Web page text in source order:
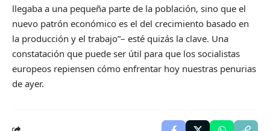
llegaba a una pequeña parte de la población, sino que el
nuevo patrón económico es el del crecimiento basado en
la producción y el trabajo”– esté quizás la clave. Una
constatación que puede ser útil para que los socialistas
europeos repiensen cómo enfrentar hoy nuestras penurias
de ayer.